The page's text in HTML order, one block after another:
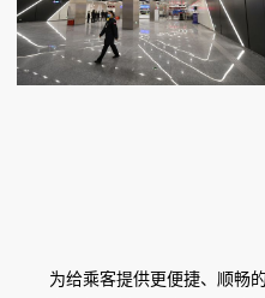
为给乘客提供更便捷、顺畅